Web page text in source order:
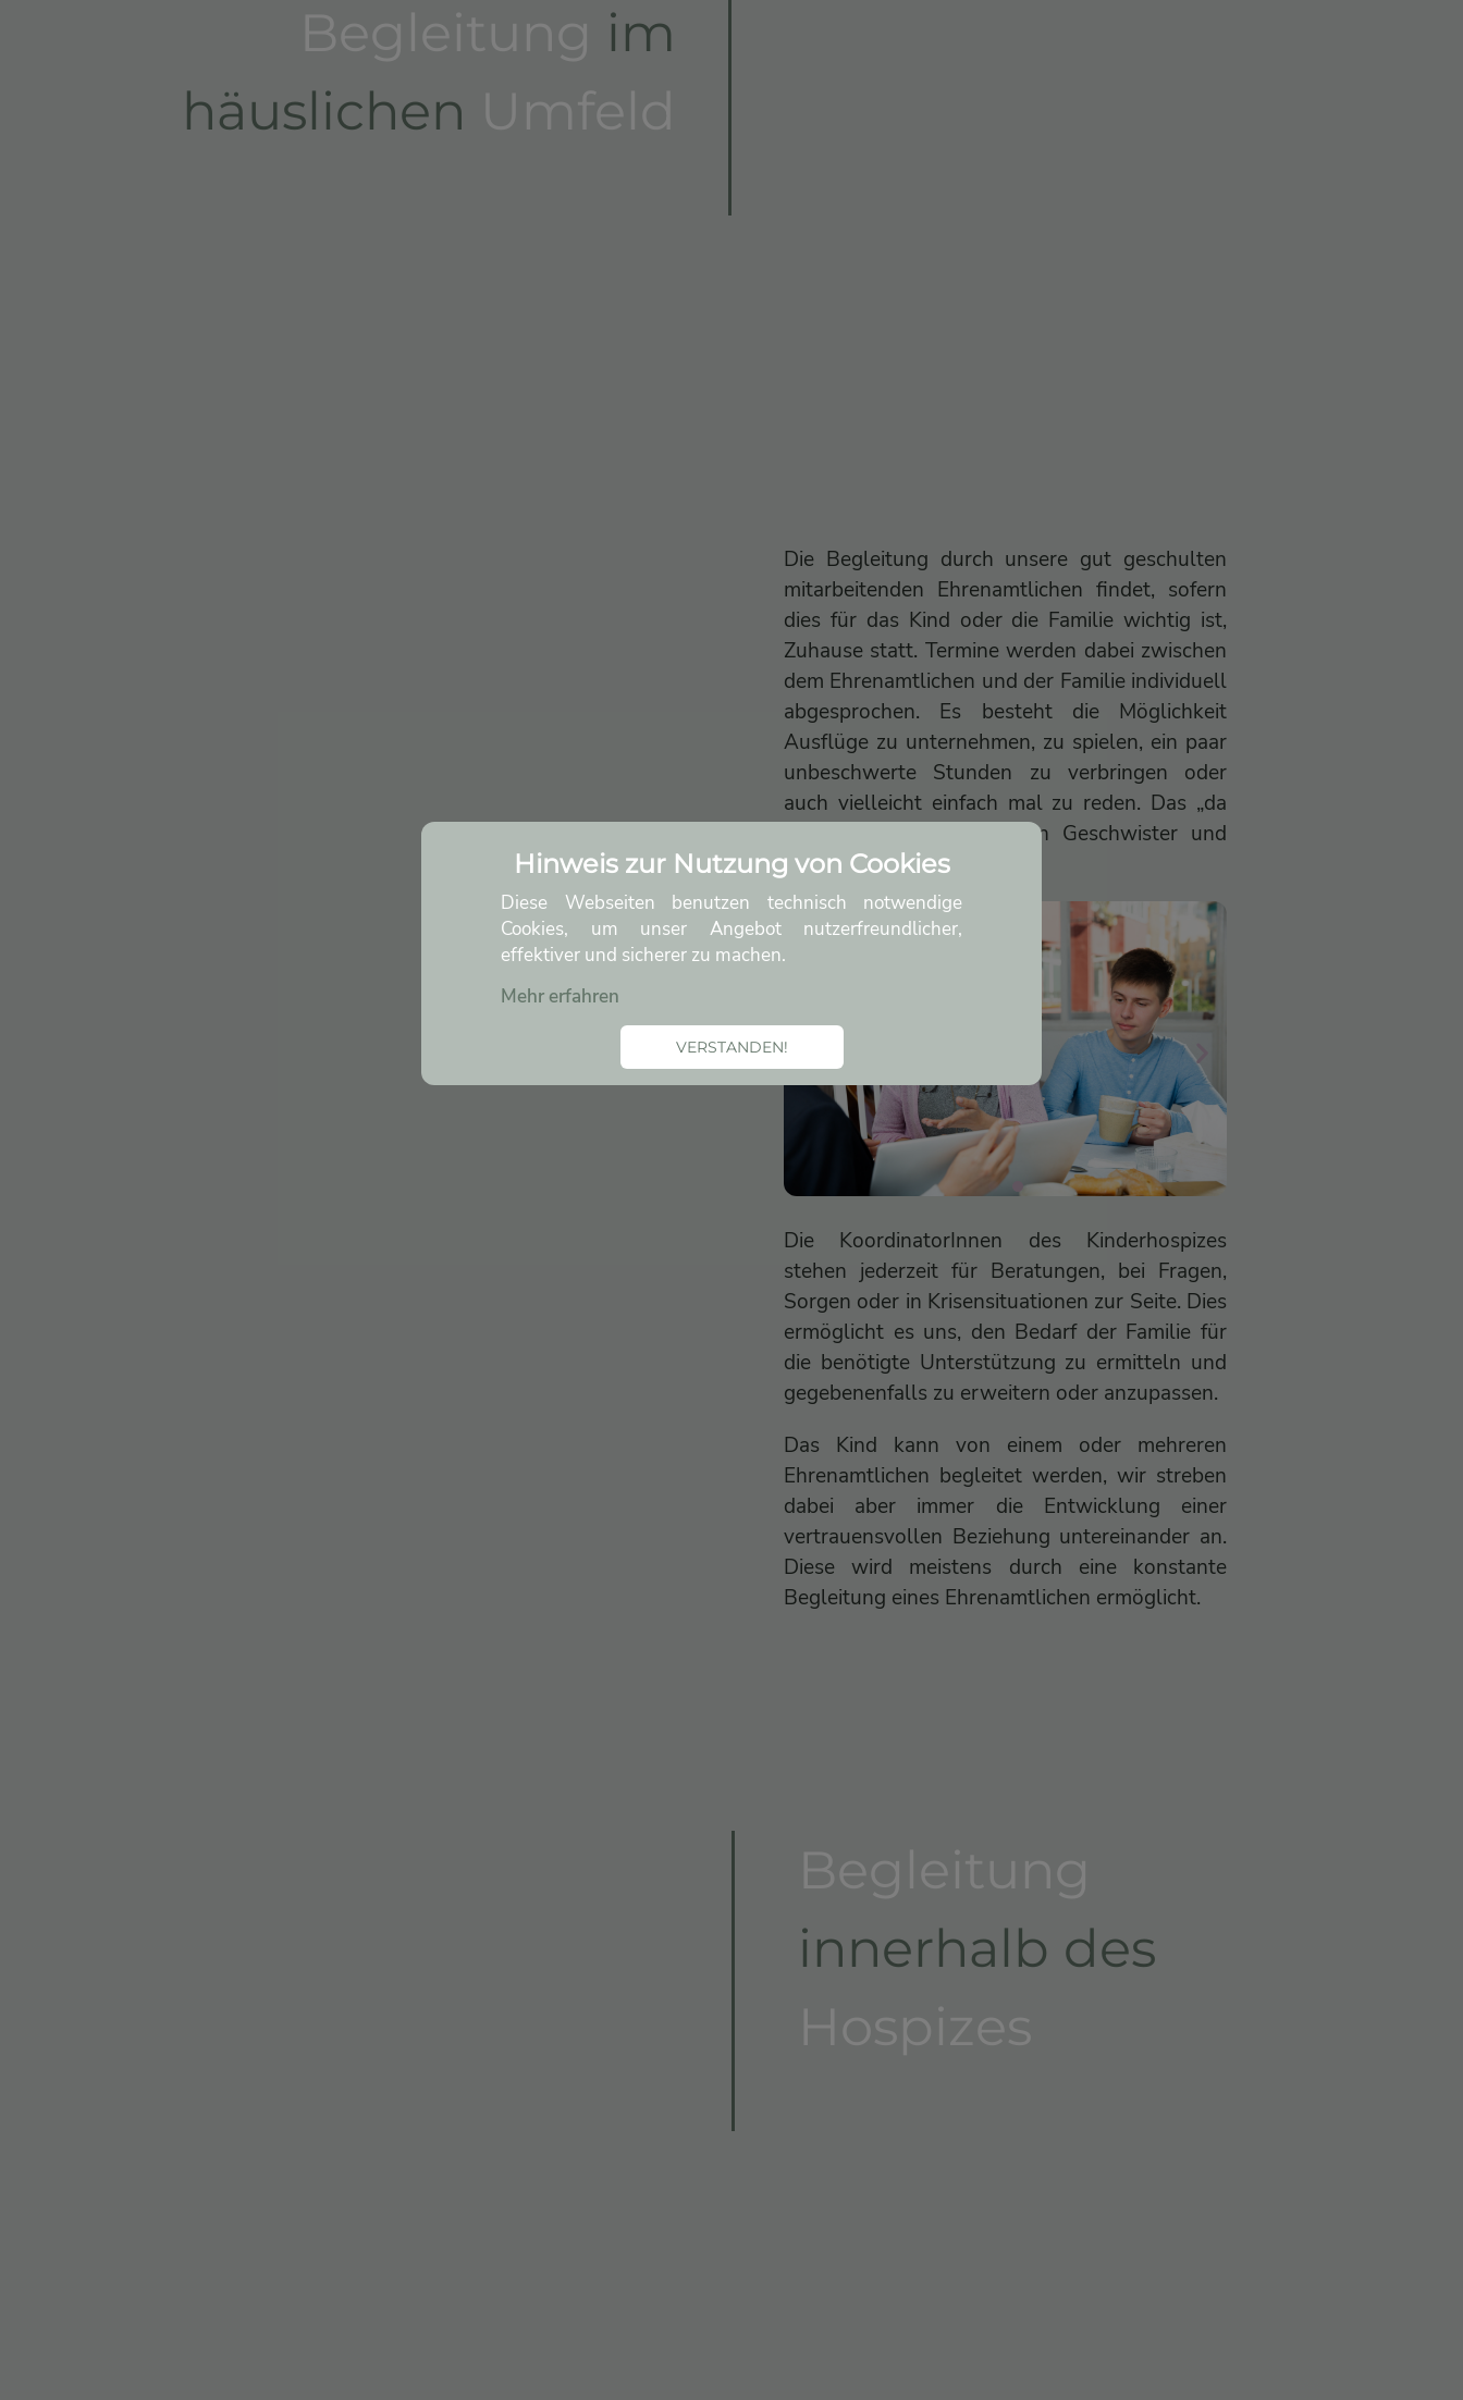
im
häuslichen
Die Begleitung durch unsere gut geschulten
mitarbeitenden Ehrenamtlichen findet, sofern
dies für das Kind oder die Familie wichtig ist,
Zuhause statt. Termine werden dabei zwischen
dem Ehrenamtlichen und der Familie individuell
abgesprochen. Es besteht die Möglichkeit
Ausflüge zu unternehmen, zu spielen, ein paar
unbeschwerte Stunden zu verbringen oder
auch vielleicht einfach mal zu reden. Das „da
sein“ für das Kind, dessen Geschwister und
Eltern steht dabei im Fokus.
Die KoordinatorInnen des Kinderhospizes
stehen jederzeit für Beratungen, bei Fragen,
Sorgen oder in Krisensituationen zur Seite. Dies
ermöglicht es uns, den Bedarf der Familie für
die benötigte Unterstützung zu ermitteln und
gegebenenfalls zu erweitern oder anzupassen.
Das Kind kann von einem oder mehreren
Ehrenamtlichen begleitet werden, wir streben
dabei aber immer die Entwicklung einer
vertrauensvollen Beziehung untereinander an.
Diese wird meistens durch eine konstante
Begleitung eines Ehrenamtlichen ermöglicht.
innerhalb des
Hinweis zur Nutzung von Cookies
Diese Webseiten benutzen technisch notwendige
Cookies, um unser Angebot nutzerfreundlicher,
effektiver und sicherer zu machen.
Mehr erfahren
VERSTANDEN!